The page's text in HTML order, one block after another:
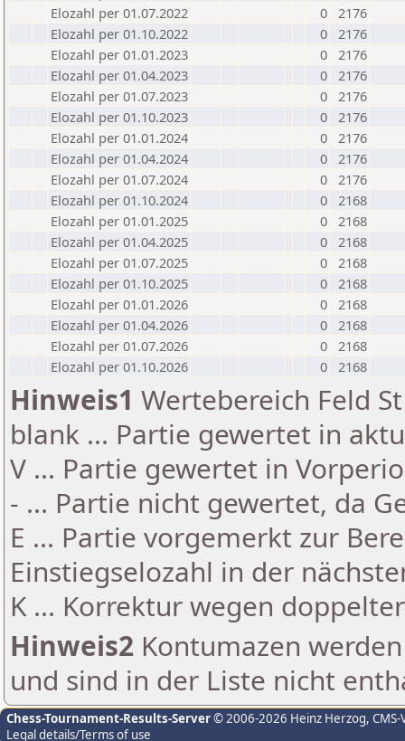
Elozahl per 01.07.2022
0 2176
Elozahl per 01.10.2022
0 2176
Elozahl per 01.01.2023
0 2176
Elozahl per 01.04.2023
0 2176
Elozahl per 01.07.2023
0 2176
Elozahl per 01.10.2023
0 2176
Elozahl per 01.01.2024
0 2176
Elozahl per 01.04.2024
0 2176
Elozahl per 01.07.2024
0 2176
Elozahl per 01.10.2024
0 2168
Elozahl per 01.01.2025
0 2168
Elozahl per 01.04.2025
0 2168
Elozahl per 01.07.2025
0 2168
Elozahl per 01.10.2025
0 2168
Elozahl per 01.01.2026
0 2168
Elozahl per 01.04.2026
0 2168
Elozahl per 01.07.2026
0 2168
Elozahl per 01.10.2026
0 2168
Hinweis1 Wertebereich Feld
blank ... Partie gewertet in
V ... Partie gewertet in
- ... Partie nicht gewertet, da
E ... Partie vorgemerkt zur
Einstiegselozahl in der
K ... Korrektur wegen
Hinweis2 Kontumazen
und sind in der Liste nicht
Chess-Tournament-Results-Server© 2006-2026 Heinz Herzog,
Legal details/Terms of use